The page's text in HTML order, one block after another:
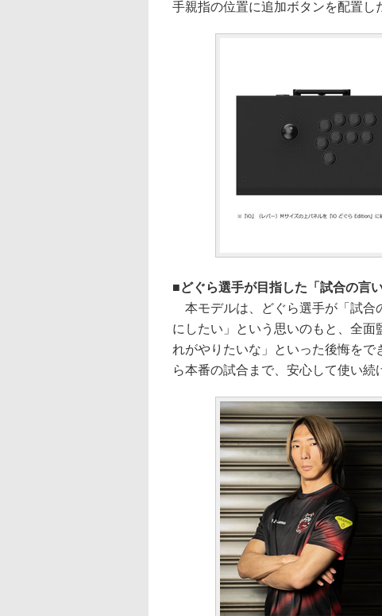
手親指の位置に追加ボタンを配置し
どぐら選手が目指した「試合の言
本モデルは、どぐら選手が「試合
にしたい」という思いのもと、全面
れがやりたいな」といった後悔を
ら本番の試合まで、安心して使い続